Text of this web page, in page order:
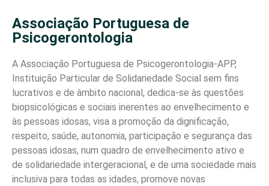
Associação Portuguesa de
Psicogerontologia
A Associação Portuguesa de Psicogerontologia-APP,
Instituição Particular de Solidariedade Social sem fins
lucrativos e de âmbito nacional, dedica-se às questões
biopsicológicas e sociais inerentes ao envelhecimento e
às pessoas idosas, visa a promoção da dignificação,
respeito, saúde, autonomia, participação e segurança das
pessoas idosas, num quadro de envelhecimento ativo e
de solidariedade intergeracional, e de uma sociedade mais
inclusiva para todas as idades, promove novas